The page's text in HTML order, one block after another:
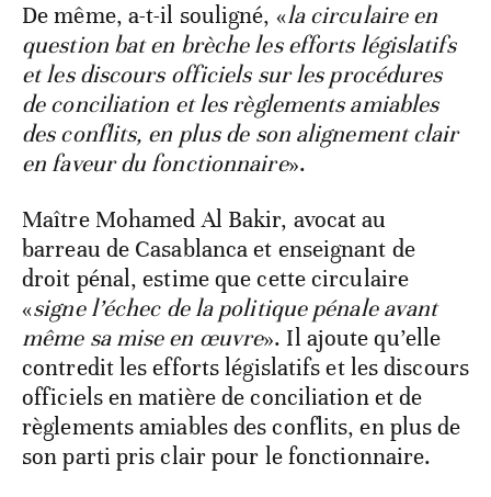
De même, a-t-il souligné, «la circulaire en
question bat en brèche les efforts législatifs
et les discours officiels sur les procédures
de conciliation et les règlements amiables
des conflits, en plus de son alignement clair
en faveur du fonctionnaire».
Maître Mohamed Al Bakir, avocat au
barreau de Casablanca et enseignant de
droit pénal, estime que cette circulaire
«signe l’échec de la politique pénale avant
même sa mise en œuvre». Il ajoute qu’elle
contredit les efforts législatifs et les discours
officiels en matière de conciliation et de
règlements amiables des conflits, en plus de
son parti pris clair pour le fonctionnaire.